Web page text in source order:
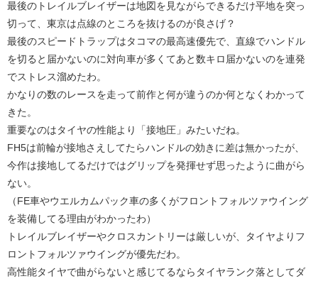
最後のトレイルブレイザーは地図を見ながらできるだけ平地を突っ
切って、東京は点線のところを抜けるのが良さげ？
最後のスピードトラップはタコマの最高速優先で、直線でハンドル
を切ると届かないのに対向車が多くてあと数キロ届かないのを連発
でストレス溜めたわ。
かなりの数のレースを走って前作と何が違うのか何となくわかって
きた。
重要なのはタイヤの性能より「接地圧」みたいだね。
FH5は前輪が接地さえしてたらハンドルの効きに差は無かったが、
今作は接地してるだけではグリップを発揮せず思ったように曲がら
ない。
（FE車やウエルカムパック車の多くがフロントフォルツァウイング
を装備してる理由がわかったわ）
トレイルブレイザーやクロスカントリーは厳しいが、タイヤよりフ
ロントフォルツァウイングが優先だわ。
高性能タイヤで曲がらないと感じてるならタイヤランク落としてダ